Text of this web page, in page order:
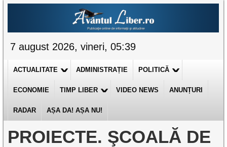
7 august 2026, vineri, 05:39
ACTUALITATE ADMINISTRAȚIE POLITICĂ
ECONOMIE TIMP LIBER VIDEO NEWS ANUNȚURI
RADAR AȘA DA! AȘA NU!
PROIECTE. ŞCOALĂ DE